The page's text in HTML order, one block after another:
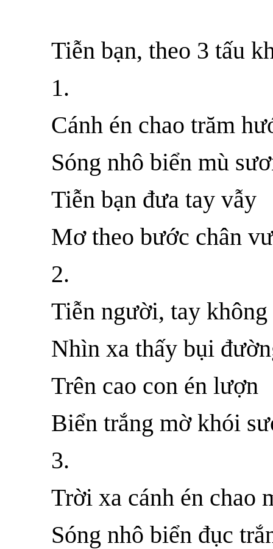
Tiễn bạn, theo 3 tấu
1.
Cánh én chao trăm
Sóng nhô biển mù
Tiễn bạn đưa tay vẫy
Mơ theo bước chân
2.
Tiễn người, tay
Nhìn xa thấy bụi
Trên cao con én lượn
Biển trắng mờ khói
3.
Trời xa cánh én chao
Sóng nhô biển đục